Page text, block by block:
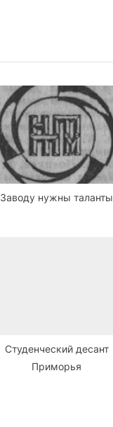
Заводу нужны таланты
Студенческий десант
Приморья